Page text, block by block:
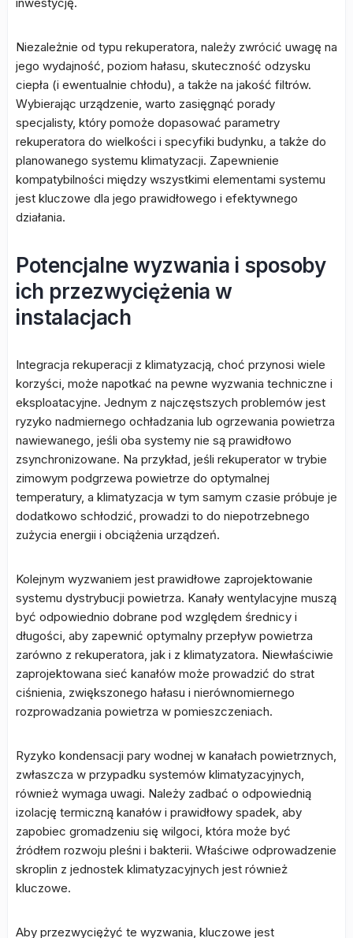
Niezależnie od typu rekuperatora, należy zwrócić uwagę na
jego wydajność, poziom hałasu, skuteczność odzysku
ciepła (i ewentualnie chłodu), a także na jakość filtrów.
Wybierając urządzenie, warto zasięgnąć porady
specjalisty, który pomoże dopasować parametry
rekuperatora do wielkości i specyfiki budynku, a także do
planowanego systemu klimatyzacji. Zapewnienie
kompatybilności między wszystkimi elementami systemu
jest kluczowe dla jego prawidłowego i efektywnego
działania.
Potencjalne wyzwania i sposoby
ich przezwyciężenia w
instalacjach
Integracja rekuperacji z klimatyzacją, choć przynosi wiele
korzyści, może napotkać na pewne wyzwania techniczne i
eksploatacyjne. Jednym z najczęstszych problemów jest
ryzyko nadmiernego ochładzania lub ogrzewania powietrza
nawiewanego, jeśli oba systemy nie są prawidłowo
zsynchronizowane. Na przykład, jeśli rekuperator w trybie
zimowym podgrzewa powietrze do optymalnej
temperatury, a klimatyzacja w tym samym czasie próbuje je
dodatkowo schłodzić, prowadzi to do niepotrzebnego
zużycia energii i obciążenia urządzeń.
Kolejnym wyzwaniem jest prawidłowe zaprojektowanie
systemu dystrybucji powietrza. Kanały wentylacyjne muszą
być odpowiednio dobrane pod względem średnicy i
długości, aby zapewnić optymalny przepływ powietrza
zarówno z rekuperatora, jak i z klimatyzatora. Niewłaściwie
zaprojektowana sieć kanałów może prowadzić do strat
ciśnienia, zwiększonego hałasu i nierównomiernego
rozprowadzania powietrza w pomieszczeniach.
Ryzyko kondensacji pary wodnej w kanałach powietrznych,
zwłaszcza w przypadku systemów klimatyzacyjnych,
również wymaga uwagi. Należy zadbać o odpowiednią
izolację termiczną kanałów i prawidłowy spadek, aby
zapobiec gromadzeniu się wilgoci, która może być
źródłem rozwoju pleśni i bakterii. Właściwe odprowadzenie
skroplin z jednostek klimatyzacyjnych jest również
kluczowe.
Aby przezwyciężyć te wyzwania, kluczowe jest